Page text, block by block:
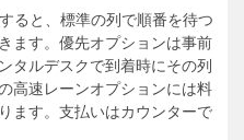
ると、標準の列で順番を待つ
ます。優先オプションは事前
タルデスクで到着時にその列
高速レーンオプションには料
ます。支払いはカウンターで